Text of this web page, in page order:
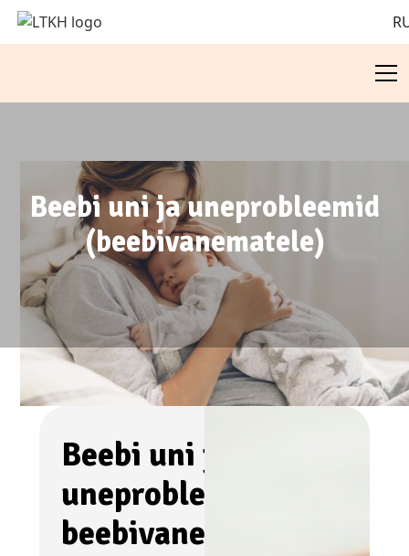
Beebi uni ja uneprobleemid
(beebivanematele)
Beebi uni ja
uneprobleemid
beebivanematele